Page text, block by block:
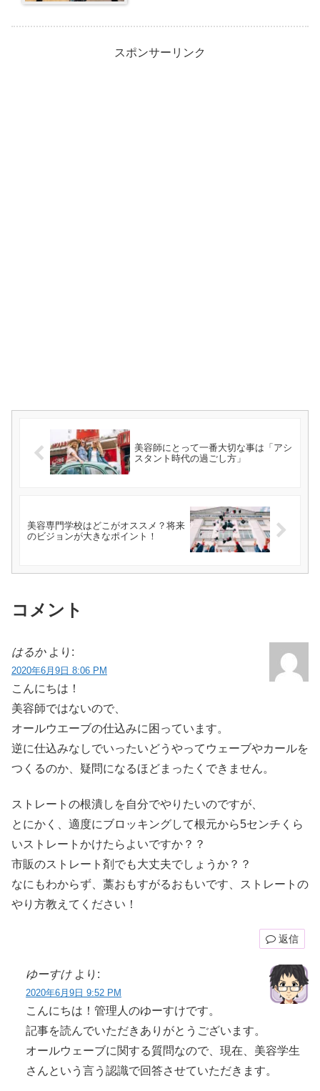
スポンサーリンク
美容師にとって一番大切な事は「アシ
スタント時代の過ごし方」
美容専門学校はどこがオススメ？将来
のビジョンが大きなポイント！
コメント
はるか より:
2020年6月9日 8:06 PM
こんにちは！
美容師ではないので、
オールウエーブの仕込みに困っています。
逆に仕込みなしでいったいどうやってウェーブやカールを
つくるのか、疑問になるほどまったくできません。
ストレートの根潰しを自分でやりたいのですが、
とにかく、適度にブロッキングして根元から5センチくら
いストレートかけたらよいですか？？
市販のストレート剤でも大丈夫でしょうか？？
なにもわからず、藁おもすがるおもいです、ストレートの
やり方教えてください！
返信
ゆーすけ より:
2020年6月9日 9:52 PM
こんにちは！管理人のゆーすけです。
記事を読んでいただきありがとうございます。
オールウェーブに関する質問なので、現在、美容学生
さんという言う認識で回答させていただきます。